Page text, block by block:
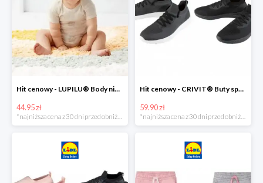
Hit cenowy - LUPILU® Body niemowlęce z biobawełny, z krótkim rękawem, 5 sztuk
44.95 zł
*najniższa cena z 30 dni przed obniżką
Hit cenowy - CRIVIT® Buty sportowe chłopięce WellWalk, 1 para
59.90 zł
*najniższa cena z 30 dni przed obniżką